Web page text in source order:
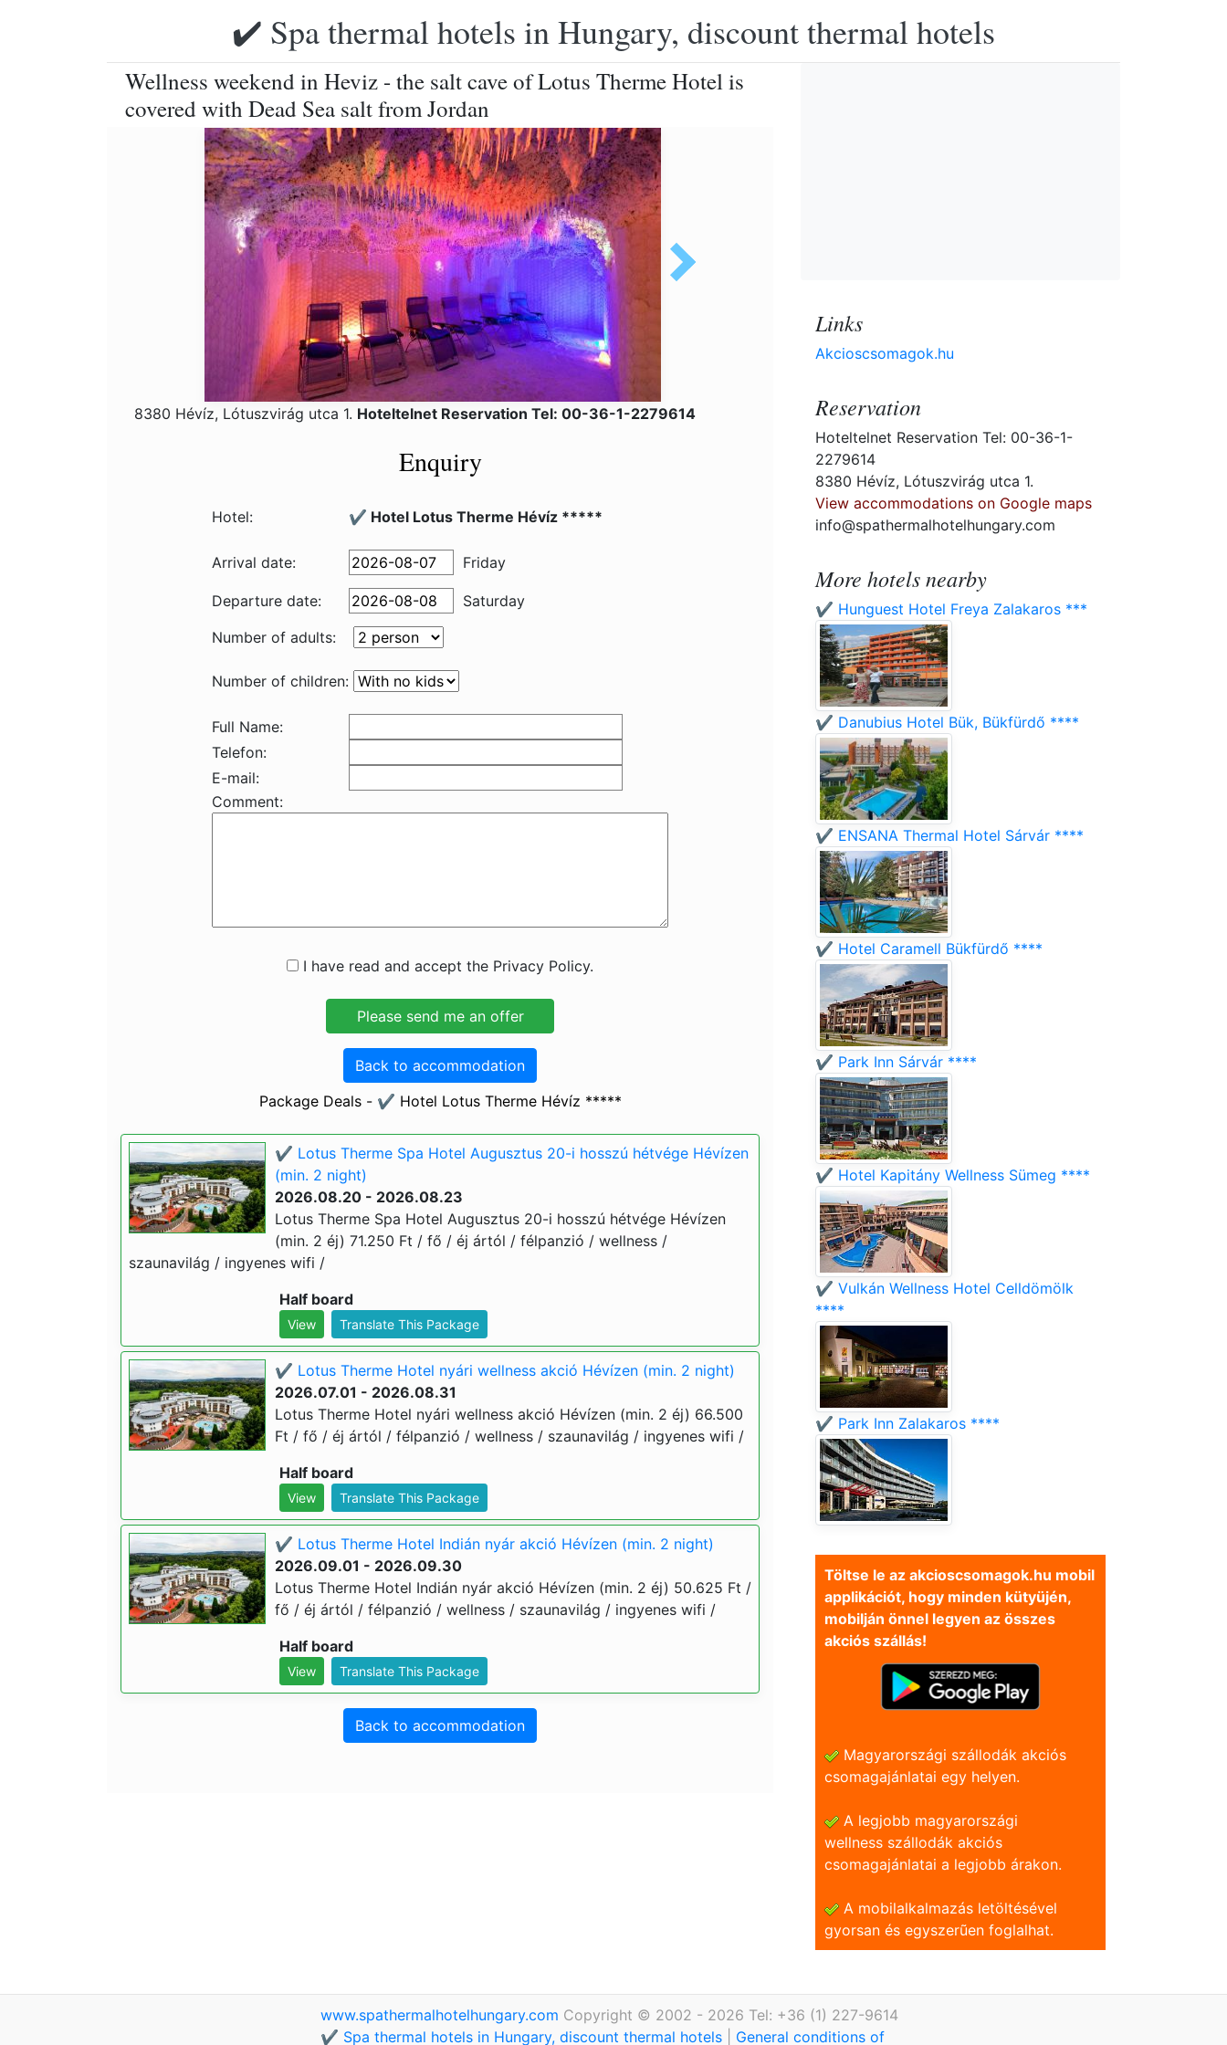
✔️ Spa thermal hotels in Hungary, discount thermal hotels
Wellness weekend in Heviz - the salt cave of Lotus Therme Hotel is
covered with Dead Sea salt from Jordan
8380 Hévíz, Lótuszvirág utca 1. Hoteltelnet Reservation Tel: 00-36-1-2279614
Enquiry
Hotel: ✔️ Hotel Lotus Therme Hévíz *****
Arrival date: Friday
Departure date:
Saturday
Number of adults:
Number of children:
Full Name:
Telefon:
E-mail:
Comment:
I have read and accept the Privacy Policy.
Back to accommodation
Package Deals - ✔️ Hotel Lotus Therme Hévíz *****
✔️ Lotus Therme Spa Hotel Augusztus 20-i hosszú hétvége Hévízen
(min. 2 night)
2026.08.20 - 2026.08.23
Lotus Therme Spa Hotel Augusztus 20-i hosszú hétvége Hévízen
(min. 2 éj) 71.250 Ft / fő / éj ártól / félpanzió / wellness /
szaunavilág / ingyenes wifi /
Half board
View Translate This Package
✔️ Lotus Therme Hotel nyári wellness akció Hévízen (min. 2 night)
2026.07.01 - 2026.08.31
Lotus Therme Hotel nyári wellness akció Hévízen (min. 2 éj) 66.500
Ft / fő / éj ártól / félpanzió / wellness / szaunavilág / ingyenes wifi /
Half board
View Translate This Package
✔️ Lotus Therme Hotel Indián nyár akció Hévízen (min. 2 night)
2026.09.01 - 2026.09.30
Lotus Therme Hotel Indián nyár akció Hévízen (min. 2 éj) 50.625 Ft /
fő / éj ártól / félpanzió / wellness / szaunavilág / ingyenes wifi /
Half board
View Translate This Package
Back to accommodation
Links
Akcioscsomagok.hu
Reservation
Hoteltelnet Reservation Tel: 00-36-1-
2279614
8380 Hévíz, Lótuszvirág utca 1.
View accommodations on Google maps
info@spathermalhotelhungary.com
More hotels nearby
✔️ Hunguest Hotel Freya Zalakaros ***
✔️ Danubius Hotel Bük, Bükfürdő ****
✔️ ENSANA Thermal Hotel Sárvár ****
✔️ Hotel Caramell Bükfürdő ****
✔️ Park Inn Sárvár ****
✔️ Hotel Kapitány Wellness Sümeg ****
✔️ Vulkán Wellness Hotel Celldömölk
****
✔️ Park Inn Zalakaros ****
Töltse le az akcioscsomagok.hu mobil
applikációt, hogy minden kütyüjén,
mobilján önnel legyen az összes
akciós szállás!
Magyarországi szállodák akciós
csomagajánlatai egy helyen.
A legjobb magyarországi
wellness szállodák akciós
csomagajánlatai a legjobb árakon.
A mobilalkalmazás letöltésével
gyorsan és egyszerũen foglalhat.
www.spathermalhotelhungary.com Copyright © 2002 - 2026 Tel: +36 (1) 227-9614
✔️ Spa thermal hotels in Hungary, discount thermal hotels
General conditions of